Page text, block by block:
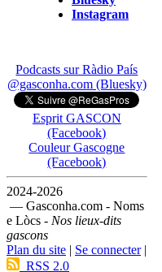
Instagram
Podcasts sur Ràdio País
@gasconha.com (Bluesky)
Esprit GASCON
(Facebook)
Couleur Gascogne
(Facebook)
2024-2026
— Gasconha.com - Noms
e Lòcs - Nos lieux-dits
gascons
Plan du site | Se connecter|
RSS 2.0